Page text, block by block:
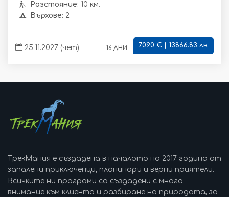
Разстояние: 10 км.
Върхове: 2
25.11.2027 (чет) 16 дни 7090 € | 13866.83 лв.
ТрекМания е създадена в началото на 2017 година от
запалени приключенци, планинари и верни приятели.
Всичките ни програми са създадени с много
внимание към клиента и разбиране на природата, за